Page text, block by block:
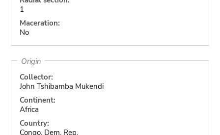
1
Maceration:
No
Origin
Collector:
John Tshibamba Mukendi
Continent:
Africa
Country:
Congo, Dem. Rep.